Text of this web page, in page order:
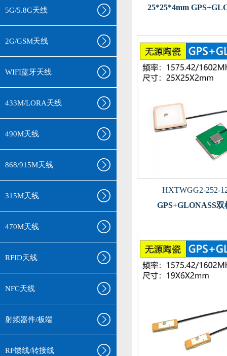
5G/5.8G天线
2G/GSM天线
WIFI蓝牙天线
433M/LORA天线
490M天线
868/915M天线
315M天线
470M天线
RFID天线
NFC天线
射频器件/板端
RF馈线/转接线
25*25*4mm
HXTWGG2-252-
GPS+GLONASS